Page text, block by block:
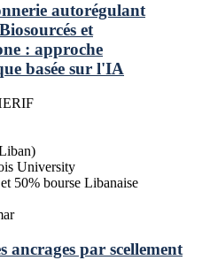
autorégulant
et
: approche
basée sur l'IA
University
50% bourse Libanaise
ancrages par scellement